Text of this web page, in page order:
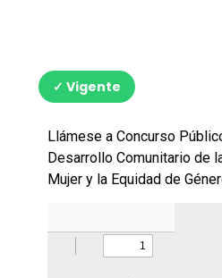
✓ Vigente
Llámese a Concurso
Desarrollo Comunitario de
Mujer y la Equidad de